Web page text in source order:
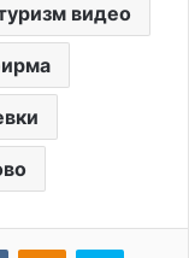
видео
ВконтактеОдноклассники
Skype